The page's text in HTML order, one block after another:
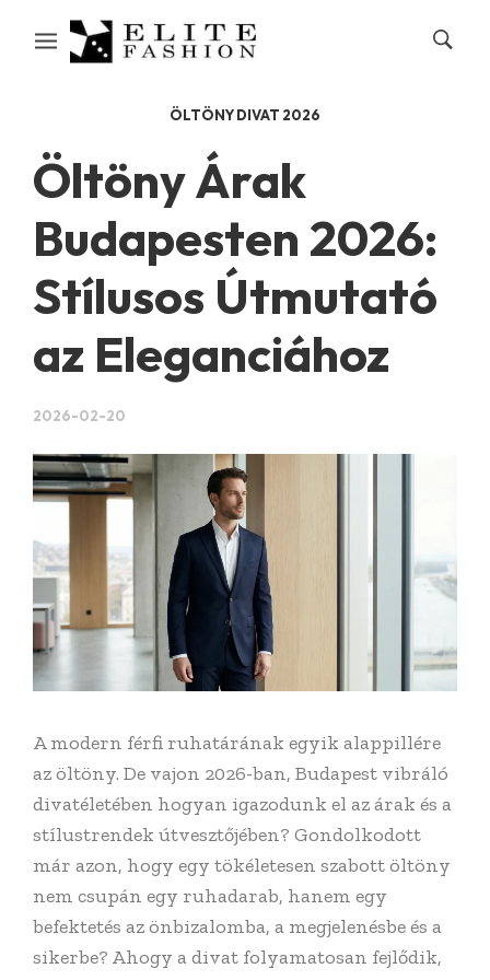
ÖLTÖNY DIVAT 2026
Öltöny Árak
Budapesten 2026:
Stílusos Útmutató
az Eleganciához
2026-02-20
A modern férfi ruhatárának egyik alappillére
az öltöny. De vajon 2026-ban, Budapest vibráló
divatéletében hogyan igazodunk el az árak és a
stílustrendek útvesztőjében? Gondolkodott
már azon, hogy egy tökéletesen szabott öltöny
nem csupán egy ruhadarab, hanem egy
befektetés az önbizalomba, a megjelenésbe és a
sikerbe? Ahogy a divat folyamatosan fejlődik,